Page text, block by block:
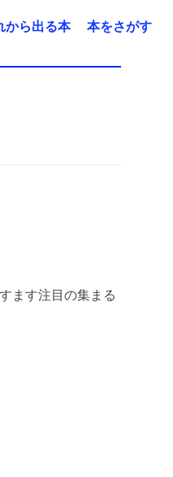
から出る本 本をさがす
ます注目の集まる